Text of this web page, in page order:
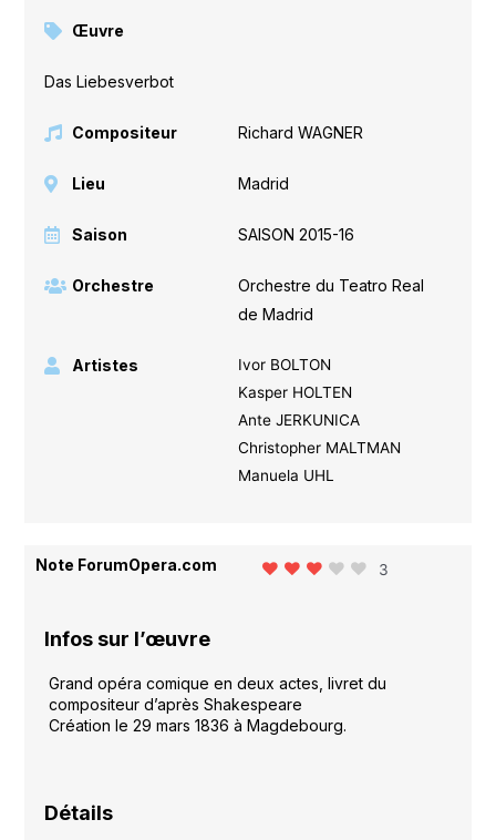
Œuvre
Das Liebesverbot
Compositeur Richard WAGNER
Lieu Madrid
Saison SAISON 2015-16
Orchestre
Orchestre du Teatro Real
de Madrid
Artistes
Ivor BOLTON
Kasper HOLTEN
Ante JERKUNICA
Christopher MALTMAN
Manuela UHL
Note ForumOpera.com 3
Infos sur l’œuvre
Grand opéra comique en deux actes, livret du
compositeur d’après Shakespeare
Création le 29 mars 1836 à Magdebourg.
Détails